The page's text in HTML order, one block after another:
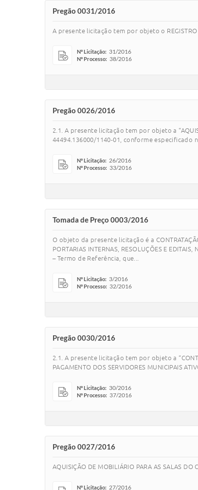
Pregão 0031/2016
A presente licitação tem por objeto o REGISTRO
Nº Licitação: 31/2016
Nº Processo: 38/2016
Pregão 0026/2016
2.1. A presente licitação tem por objeto a
44494.136000/1140-01, conforme especificado
Nº Licitação: 26/2016
Nº Processo: 33/2016
Tomada de Preço 0003/2016
O objeto da presente licitação é a CONTRATAÇÃO
PORTARIAS INTERNAS, RESOLUÇÕES E
– Termo de Referência, que...
Nº Licitação: 3/2016
Nº Processo: 32/2016
Pregão 0030/2016
2.1. A presente licitação tem por objeto a
PAGAMENTO DOS SERVIDORES MUNICIPAIS
Nº Licitação: 30/2016
Nº Processo: 37/2016
Pregão 0027/2016
AQUISIÇÃO DE MOBILIÁRIO PARA AS SALAS DO
Nº Licitação: 27/2016